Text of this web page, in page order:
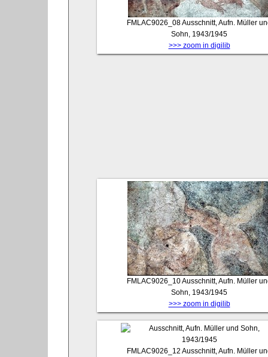
FMLAC9026_08Ausschnitt, Aufn. Müller
Sohn, 1943/1945
>>> zoom in digilib
FMLAC9026_10Ausschnitt, Aufn. Müller
Sohn, 1943/1945
>>> zoom in digilib
FMLAC9026_12 Ausschnitt, Aufn. Müller